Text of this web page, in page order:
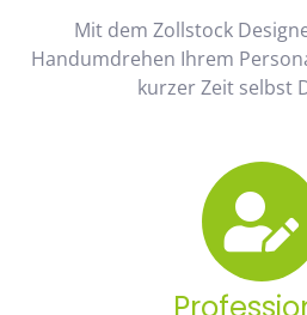
Mit dem Zollstock
Handumdrehen Ihrem
kurzer Zeit selbst